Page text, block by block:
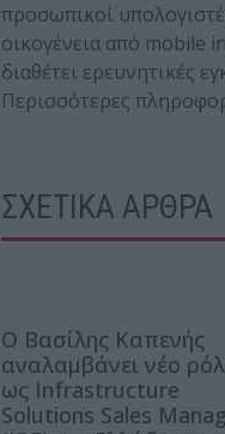
προσωπικοί
οικογένεια από mobile
διαθέτει ερευνητικές
Περισσότερες
ΣΧΕΤΙΚΑ ΑΡΘΡΑ
Ο Βασίλης Καπενής
αναλαμβάνει νέο
ως Infrastructure
Solutions Sales